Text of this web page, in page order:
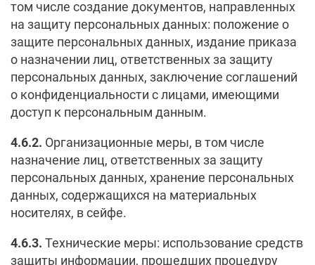
том числе создание документов, направленных
на защиту персональных данных: положение о
защите персональных данных, издание приказа
о назначении лиц, ответственных за защиту
персональных данных, заключение соглашений
о конфиденциальности с лицами, имеющими
доступ к персональным данным.
4.6.2. Организационные меры, в том числе
назначение лиц, ответственных за защиту
персональных данных, хранение персональных
данных, содержащихся на материальных
носителях, в сейфе.
4.6.3. Технические меры: использование средств
защиты информации, прошедших процедуру